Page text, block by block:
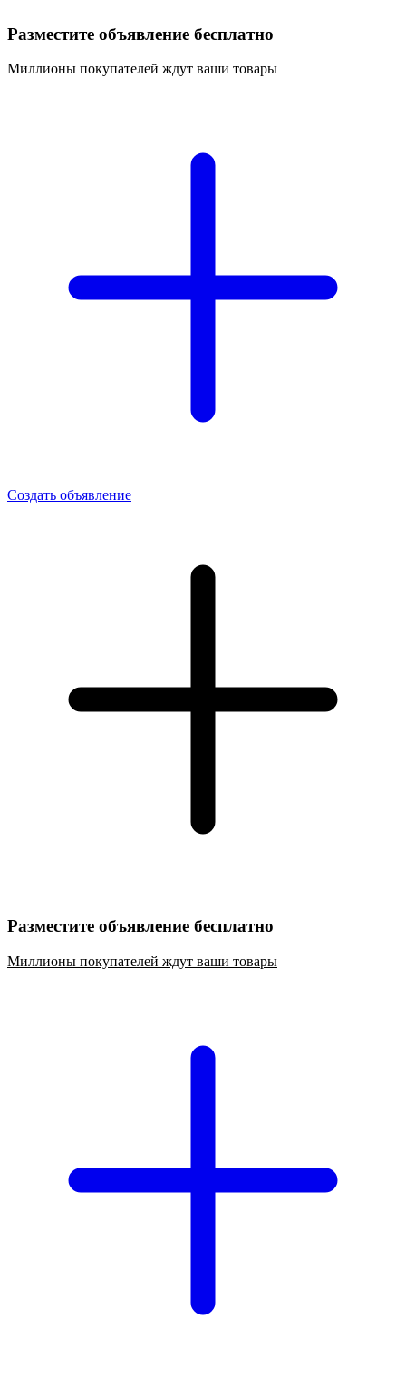
Разместите объявление бесплатно
Миллионы покупателей ждут ваши товары
Создать объявление
Разместите объявление бесплатно
Миллионы покупателей ждут ваши товары